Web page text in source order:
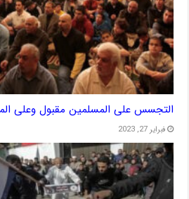
التجسس على المسلمين مقبول وعلى
فبراير 27, 2023